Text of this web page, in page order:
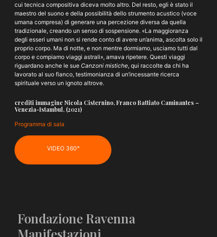
cui tecnica compositiva diceva molto altro. Del resto, egli è stato il
maestro del suono e della possibilità dello strumento acustico (voce
umana compresa) di generare una percezione diversa da quella
tradizionale, creando un senso di sospensione. «La maggioranza
degli esseri umani non si rende conto di avere un’anima, ascolta solo il
proprio corpo. Ma di notte, e non mentre dormiamo, usciamo tutti dal
corpo e compiamo viaggi astrali», amava ripetere. Questi viaggi
riguardano anche le sue Canzoni mistiche, qui raccolte da chi ha
lavorato al suo fianco, testimonianza di un’incessante ricerca
spirituale verso un ignoto altrove.
crediti immagine Nicola Cisternino, Franco Battiato Caminantes –
Venezia-Istambul, (2021)
Programma di sala
VIDEO 360°
Fondazione Ravenna